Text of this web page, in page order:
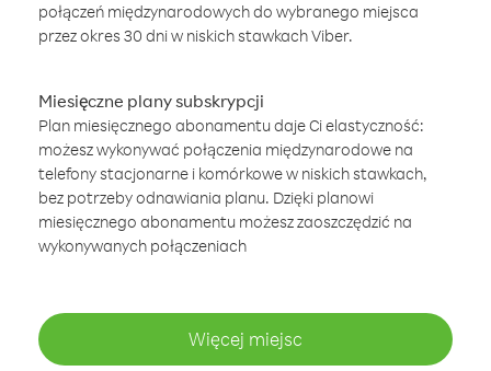
połączeń międzynarodowych do wybranego miejsca
przez okres 30 dni w niskich stawkach Viber.
Miesięczne plany subskrypcji
Plan miesięcznego abonamentu daje Ci elastyczność:
możesz wykonywać połączenia międzynarodowe na
telefony stacjonarne i komórkowe w niskich stawkach,
bez potrzeby odnawiania planu. Dzięki planowi
miesięcznego abonamentu możesz zaoszczędzić na
wykonywanych połączeniach
Więcej miejsc